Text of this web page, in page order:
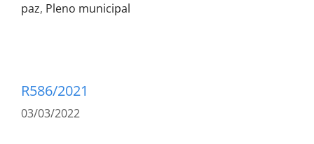
paz, Pleno municipal
R586/2021
03/03/2022